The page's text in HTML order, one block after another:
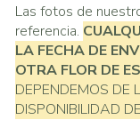
Las fotos de
referencia.
LA FECHA DE
OTRA FLOR DE
DEPENDEMOS DE
DISPONIBILIDAD